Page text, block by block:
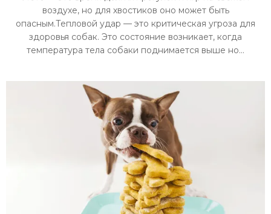
воздухе, но для хвостиков оно может быть
опасным.Тепловой удар — это критическая угроза для
здоровья собак. Это состояние возникает, когда
температура тела собаки поднимается выше но...